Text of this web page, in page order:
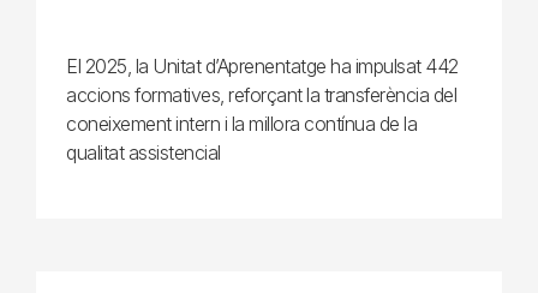
El 2025, la Unitat d’Aprenentatge ha impulsat 442
accions formatives, reforçant la transferència del
coneixement intern i la millora contínua de la
qualitat assistencial